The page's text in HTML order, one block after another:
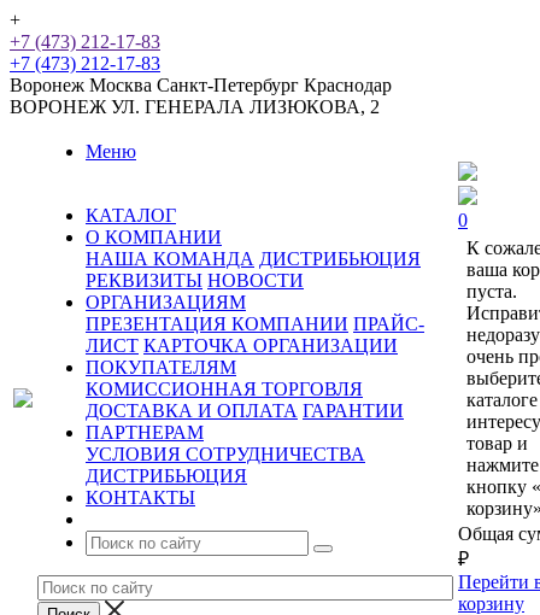
+
+7 (473) 212-17-83
+7 (473) 212-17-83
Воронеж Москва Санкт-Петербург Краснодар
ВОРОНЕЖ УЛ. ГЕНЕРАЛА ЛИЗЮКОВА, 2
Меню
КАТАЛОГ
О КОМПАНИИ
НАША КОМАНДА ДИСТРИБЬЮЦИЯ
РЕКВИЗИТЫ НОВОСТИ
ОРГАНИЗАЦИЯМ
ПРЕЗЕНТАЦИЯ КОМПАНИИ ПРАЙС-
ЛИСТ КАРТОЧКА ОРГАНИЗАЦИИ
ПОКУПАТЕЛЯМ
КОМИССИОННАЯ ТОРГОВЛЯ
ДОСТАВКА И ОПЛАТА ГАРАНТИИ
ПАРТНЕРАМ
УСЛОВИЯ СОТРУДНИЧЕСТВА
ДИСТРИБЬЮЦИЯ
КОНТАКТЫ
0
К
ваша
пуста.
очень
каталоге
товар и
нажмите
кнопку
Общая
₽
Перейти
корзину